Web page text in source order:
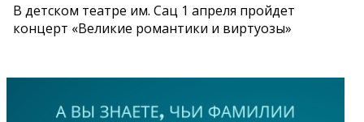
В детском театре им. Сац 1 апреля пройдет
концерт «Великие романтики и виртуозы»